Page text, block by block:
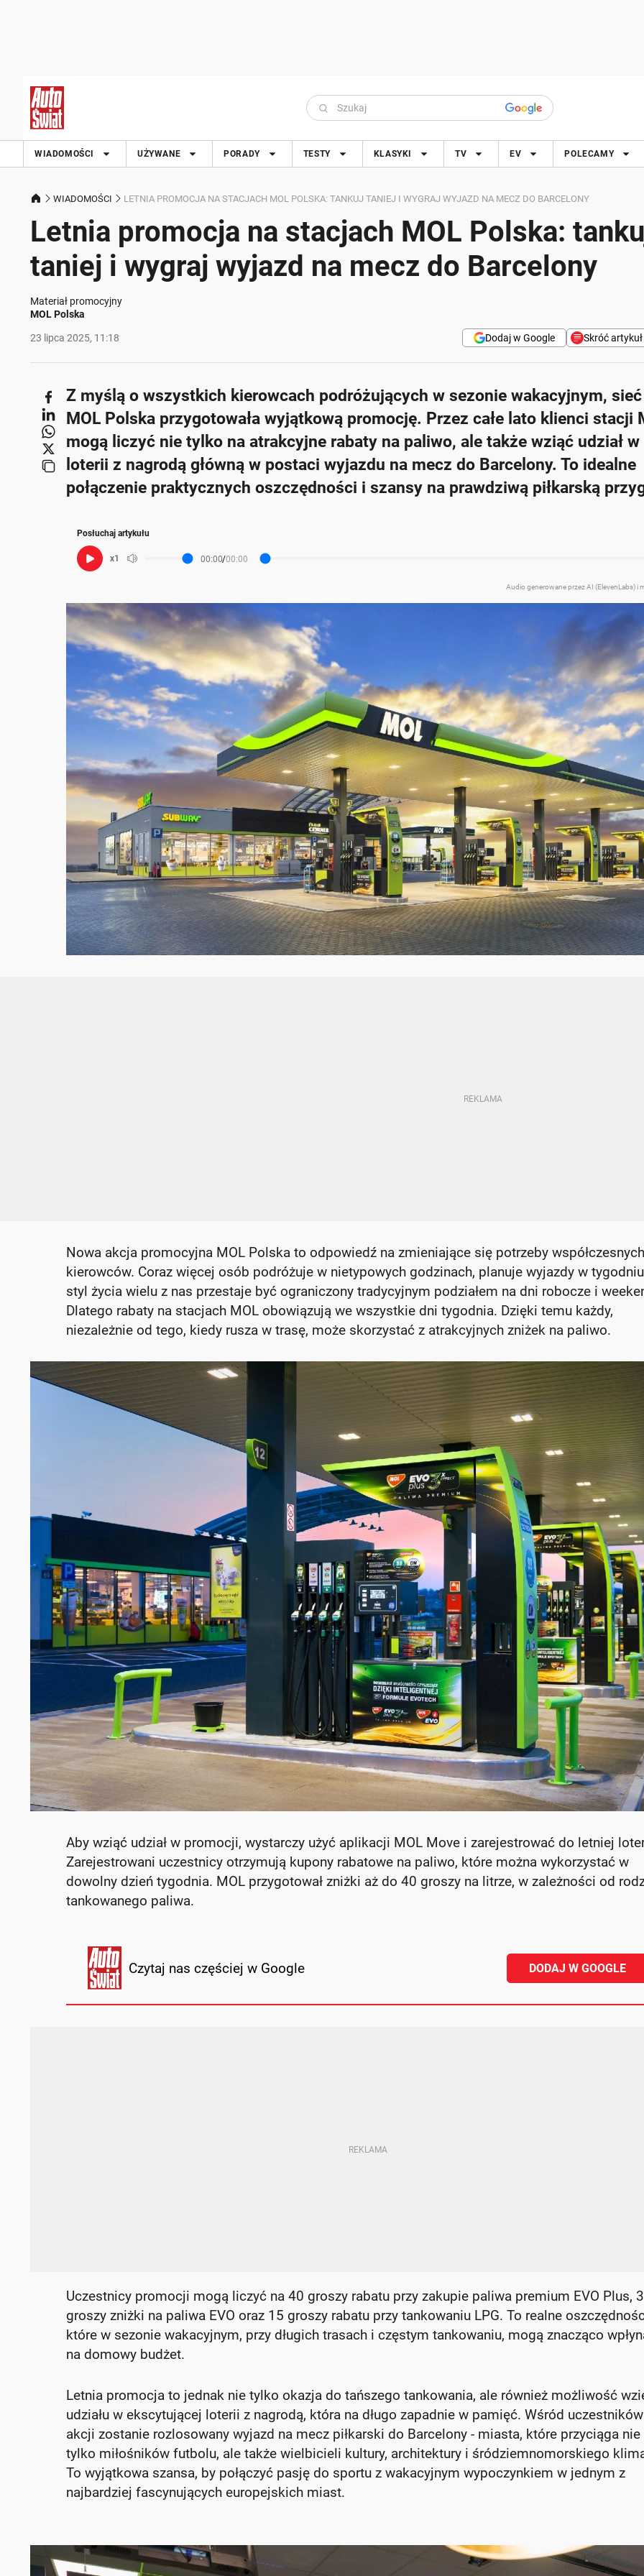
WIADOMOŚCI UŻYWANE PORADY TESTY KLASYKI TV EV POLECAMY
WIADOMOŚCI LETNIA PROMOCJA NA STACJACH MOL POLSKA: TANKUJ TANIEJ I WYGRAJ WYJAZD NA MECZ DO BARCELONY
Letnia promocja na stacjach MOL Polska:
taniej i wygraj wyjazd na mecz do Barcelony
Materiał promocyjny
MOL Polska
23 lipca 2025, 11:18 Skróć artykuł
Dodaj w Google
Skrót przygotowany przez Onet Czat z AI, może zawierać błędy.
Sieć stacji MOL Polska wprowadza letnią promocję z rabatami na paliwo oraz loterią z nagrodą główną -
mecz do Barcelony.
Rabaty na paliwo obowiązują przez cały tydzień, co odpowiada na zmieniające się potrzeby kierowców.
Uczestnicy mogą zyskać do 40 groszy rabatu na litrze paliwa, w zależności od jego rodzaju.
Loteria oferuje również inne nagrody, takie jak rabaty na paliwo i zniżki gastronomiczne.
Z myślą o wszystkich kierowcach podróżujących w sezonie wakacyjnym,
MOL Polska przygotowała wyjątkową promocję. Przez całe lato klienci stacji
mogą liczyć nie tylko na atrakcyjne rabaty na paliwo, ale także wziąć udział
loterii z nagrodą główną w postaci wyjazdu na mecz do Barcelony. To idealne
połączenie praktycznych oszczędności i szansy na prawdziwą piłkarską
Posłuchaj artykułu
x1 00:00/00:00
Audio generowane przez AI (ElevenLabs) i
Nowa akcja promocyjna MOL Polska to odpowiedź na zmieniające się potrzeby współczesnych
kierowców. Coraz więcej osób podróżuje w nietypowych godzinach, planuje wyjazdy w
styl życia wielu z nas przestaje być ograniczony tradycyjnym podziałem na dni robocze i
Dlatego rabaty na stacjach MOL obowiązują we wszystkie dni tygodnia. Dzięki temu każdy,
niezależnie od tego, kiedy rusza w trasę, może skorzystać z atrakcyjnych zniżek na paliwo.
Aby wziąć udział w promocji, wystarczy użyć aplikacji MOL Move i zarejestrować do letniej
Zarejestrowani uczestnicy otrzymują kupony rabatowe na paliwo, które można wykorzystać w
dowolny dzień tygodnia. MOL przygotował zniżki aż do 40 groszy na litrze, w zależności od
tankowanego paliwa.
Czytaj nas częściej w Google DODAJ W GOOGLE
Uczestnicy promocji mogą liczyć na 40 groszy rabatu przy zakupie paliwa premium EVO Plus,
groszy zniżki na paliwa EVO oraz 15 groszy rabatu przy tankowaniu LPG. To realne
które w sezonie wakacyjnym, przy długich trasach i częstym tankowaniu, mogą znacząco
na domowy budżet.
Letnia promocja to jednak nie tylko okazja do tańszego tankowania, ale również możliwość
udziału w ekscytującej loterii z nagrodą, która na długo zapadnie w pamięć. Wśród uczestników
akcji zostanie rozlosowany wyjazd na mecz piłkarski do Barcelony - miasta, które przyciąga nie
tylko miłośników futbolu, ale także wielbicieli kultury, architektury i śródziemnomorskiego
To wyjątkowa szansa, by połączyć pasję do sportu z wakacyjnym wypoczynkiem w jednym z
najbardziej fascynujących europejskich miast.